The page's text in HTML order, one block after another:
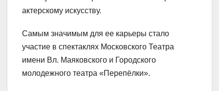
актерскому искусству.
Самым значимым для ее карьеры стало
участие в спектаклях Московского Театра
имени Вл. Маяковского и Городского
молодежного театра «Перепёлки».